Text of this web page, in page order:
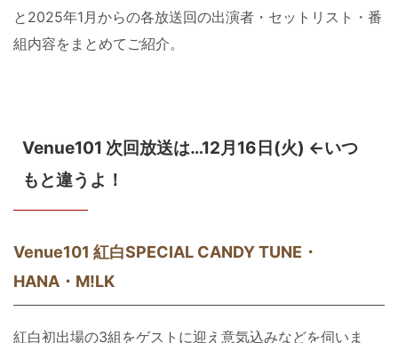
と2025年1月からの各放送回の出演者・セットリスト・番
組内容をまとめてご紹介。
Venue101 次回放送は…12月16日(火) ←いつ
もと違うよ！
Venue101 紅白SPECIAL CANDY TUNE・
HANA・M!LK
紅白初出場の3組をゲストに迎え意気込みなどを伺いま